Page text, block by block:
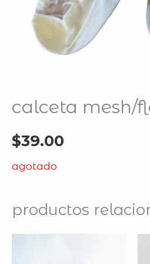
calceta mesh/
$39.00
agotado
productos